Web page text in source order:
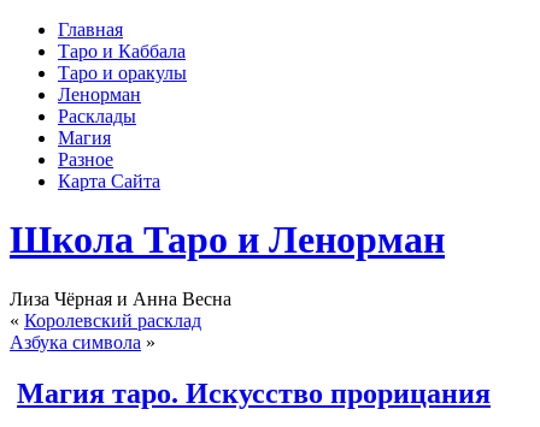
Главная
Таро и Каббала
Таро и оракулы
Ленорман
Расклады
Магия
Разное
Карта Сайта
Школа Таро и Ленорман
Лиза Чёрная и Анна Весна
« Королевский расклад
Азбука символа »
Магия таро. Искусство прорицания